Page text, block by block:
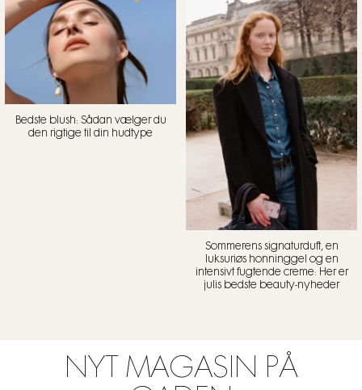
Bedste blush: Sådan vælger du
den rigtige til din hudtype
Sommerens signaturduft, en
luksuriøs honninggel og en
intensivt fugtende creme: Her er
julis bedste beauty-nyheder
NYT MAGASIN PÅ